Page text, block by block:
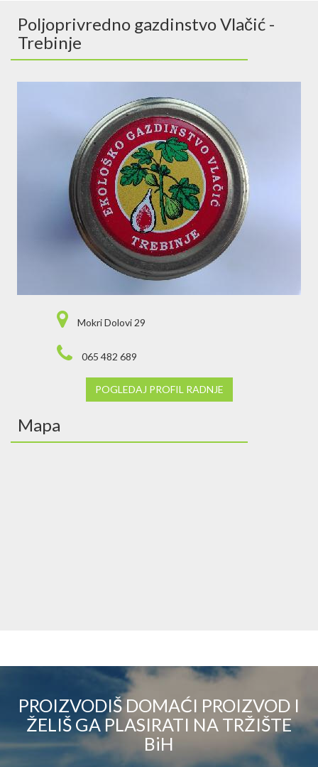
Poljoprivredno gazdinstvo Vlačić -
Trebinje
Mokri Dolovi 29
065 482 689
POGLEDAJ PROFIL RADNJE
Mapa
PROIZVODIŠ DOMAĆI PROIZVOD I
ŽELIŠ GA PLASIRATI NA TRŽIŠTE
BiH